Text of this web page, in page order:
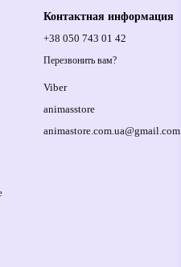
Контактная информация
+38 050 743 01 42
Перезвонить вам?
Viber
animasstore
animastore.com.ua@gmail.com